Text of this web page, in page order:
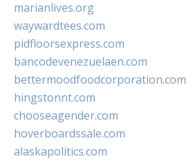
marianlives.org
waywardtees.com
pidfloorsexpress.com
bancodevenezuelaen.com
bettermoodfoodcorporation.com
hingstonnt.com
chooseagender.com
hoverboardssale.com
alaskapolitics.com